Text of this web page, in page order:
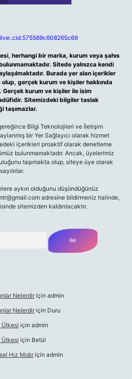
herhangi bir marka, kurum veya şahıs
Sitede yalnızca kendi
Burada yer alan içerikler
gerçek kurum ve kişiler hakkında
Gerçek kurum ve kişiler ile isim
Sitemizdeki bilgiler taslak
taşımazlar.
Bilgi Teknolojileri ve İletişim
bir Yer Sağlayıcı olarak hizmet
içerikleri proaktif olarak denetleme
bulunmamaktadır. Ancak, üyelerimiz
taşımakta olup, siteye üye olarak
aykırı olduğunu düşündüğünüz
adresine bildirmeniz halinde,
sitemizden kaldırılacaktır.
Nelerdir için admin
Nelerdir için Duru
Ülkesi için admin
Ülkesi için Betül
Hız Mıdır için admin